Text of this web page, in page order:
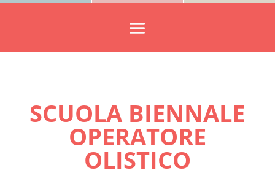
SCUOLA BIENNALE
OPERATORE
OLISTICO